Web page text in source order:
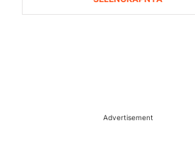
Advertisement